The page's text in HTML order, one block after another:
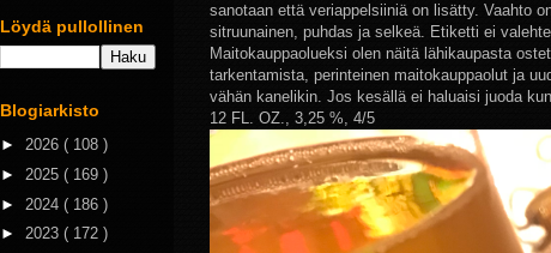
sanotaan että veriappelsiiniä on lisätty. Vaahto
sitruunainen, puhdas ja selkeä. Etiketti ei
Maitokauppaolueksi olen näitä lähikaupasta
tarkentamista, perinteinen maitokauppaolut ja
vähän kanelikin. Jos kesällä ei haluaisi juoda
12 FL. OZ., 3,25 %, 4/5
Löydä pullollinen
Blogiarkisto
► 2026 ( 108 )
► 2025 ( 169 )
► 2024 ( 186 )
► 2023 ( 172 )